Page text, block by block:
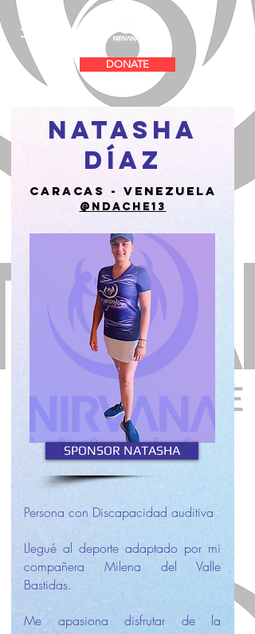
DONATE
natasha
díaz
CARACAS - VENEZUELA
@ndache13
SPONSOR NATASHA
Persona con Discapacidad auditiva
Llegué al deporte adaptado por mi
compañera Milena del Valle
Bastidas.
Me apasiona disfrutar de la